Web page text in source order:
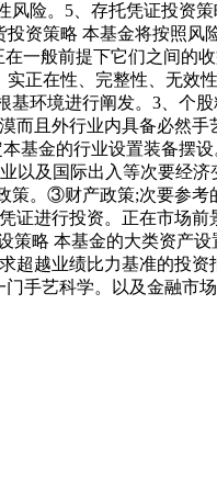
险。5、存托凭证投资
资策略 本基金将按照
一般前提下它们之间
正在性、完整性、无
环境进行阐发。3、个
且外行业内具备必然
基金的行业设置装备摆
及国际出入等次要经
。③财产政策;次要参
进行投资。正在市场
略 本基金的大类资产
越业绩比力基准的投
手艺科学。以及金融市